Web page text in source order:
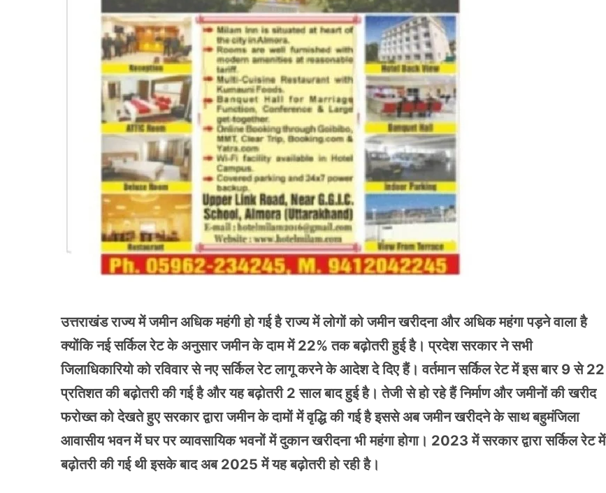
उत्तराखंड राज्य में जमीन अधिक महंगी हो गई है राज्य में लोगों को जमीन खरीदना और अधिक महंगा पड़ने वाला है
क्योंकि नई सर्किल रेट के अनुसार जमीन के दाम में 22% तक बढ़ोतरी हुई है। प्रदेश सरकार ने सभी
जिलाधिकारियो को रविवार से नए सर्किल रेट लागू करने के आदेश दे दिए हैं। वर्तमान सर्किल रेट में इस बार 9 से 22
प्रतिशत की बढ़ोतरी की गई है और यह बढ़ोतरी 2 साल बाद हुई है। तेजी से हो रहे हैं निर्माण और जमीनों की खरीद
फरोख्त को देखते हुए सरकार द्वारा जमीन के दामों में वृद्धि की गई है इससे अब जमीन खरीदने के साथ बहुमंजिला
आवासीय भवन में घर पर व्यावसायिक भवनों में दुकान खरीदना भी महंगा होगा। 2023 में सरकार द्वारा सर्किल रेट में
बढ़ोतरी की गई थी इसके बाद अब 2025 में यह बढ़ोतरी हो रही है।